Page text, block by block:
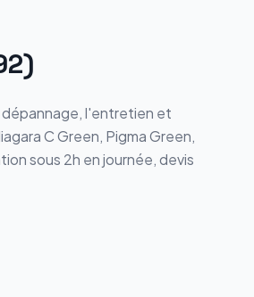
)
dépannage, l'entretien et
C Green, Pigma Green,
sous 2h en journée, devis